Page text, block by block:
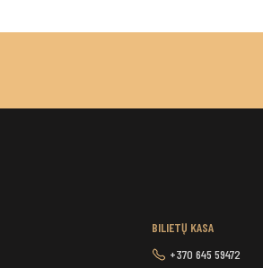
BILIETŲ KASA
+370 645 59472